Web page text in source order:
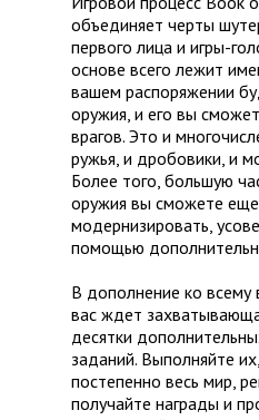
объединяет черты
первого лица и игры-
основе всего лежит
вашем распоряжении
оружия, и его вы
врагов. Это и
ружья, и дробовики, и
Более того, большую
оружия вы сможете
модернизировать,
помощью
В дополнение ко
вас ждет
десятки
заданий. Выполняйте
постепенно весь мир,
получайте награды и